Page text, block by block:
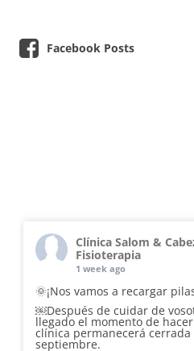
Facebook Posts
Clínica Salom &
Fisioterapia
1 week ago
🌞¡Nos vamos a recargar
￼Después de cuidar de
llegado el momento de
clínica permanecerá cerrada
septiembre.